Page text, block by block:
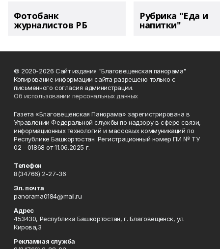
Фотобанк
журналистов РБ
Рубрика "Еда и
напитки"
© 2020-2026 Сайт издания "Благовещенская панорама"
Копирование информации сайта разрешено только с
письменного согласия администрации.
Об использовании персональных данных
Газета «Благовещенская Панорама» зарегистрирована в
Управлении Федеральной службы по надзору в сфере связи,
информационных технологий и массовых коммуникаций по
Республике Башкортостан. Регистрационный номер ПИ № ТУ
02 - 01868 от 11.06.2025 г.
Телефон
8(34766) 2-27-36
Эл. почта
panorama0184@mail.ru
Адрес
453430, Республика Башкортостан, г. Благовещенск, ул.
Кирова,3
Рекламная служба